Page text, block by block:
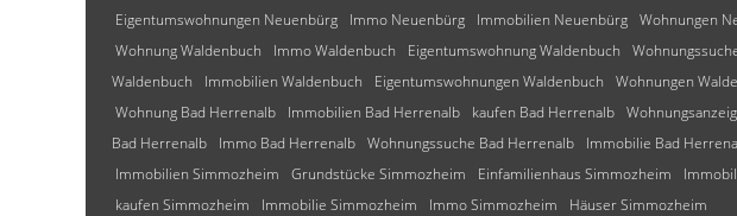
Eigentumswohnungen Neuenbürg
Immo Neuenbürg Immobilien Neuenbürg Wohnungen
Wohnung Waldenbuch
Immo Waldenbuch Eigentumswohnung Waldenbuch
Waldenbuch
Immobilien Waldenbuch Eigentumswohnungen Waldenbuch
Wohnungen
Wohnung Bad Herrenalb
Immobilien Bad Herrenalb kaufen Bad Herrenalb
Bad Herrenalb
Immo Bad Herrenalb Wohnungssuche Bad Herrenalb Immobilie Bad
Immobilien Simmozheim
Grundstücke Simmozheim Einfamilienhaus Simmozheim
kaufen Simmozheim
Immobilie Simmozheim Immo Simmozheim
Häuser Simmozheim